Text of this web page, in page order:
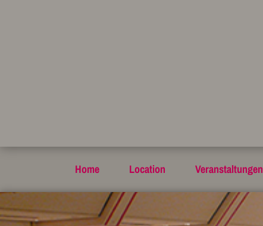
Home Location Veranstaltungen